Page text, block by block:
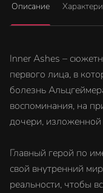
Описание
Inner Ashes –
первого лица, в
болезнь
воспоминания, на
дочери,
Главный герой по
свой внутренний
реальности, чтобы